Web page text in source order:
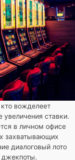
кто вожделеет
ставки.
в личном офисе
захватывающих
диалоговый лото
джекпоты.